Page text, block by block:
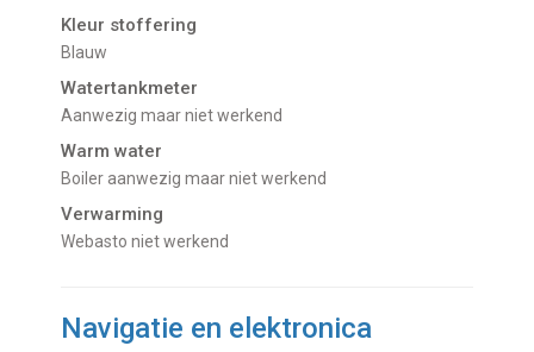
Kleur stoffering
Blauw
Watertankmeter
Aanwezig maar niet werkend
Warm water
Boiler aanwezig maar niet werkend
Verwarming
Webasto niet werkend
Navigatie en elektronica